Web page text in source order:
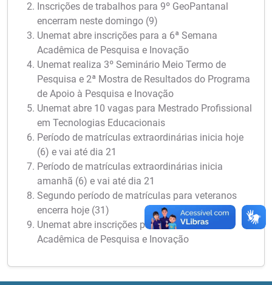
Inscrições de trabalhos para 9º GeoPantanal
encerram neste domingo (9)
Unemat abre inscrições para a 6ª Semana
Acadêmica de Pesquisa e Inovação
Unemat realiza 3º Seminário Meio Termo de
Pesquisa e 2ª Mostra de Resultados do Programa
de Apoio à Pesquisa e Inovação
Unemat abre 10 vagas para Mestrado Profissional
em Tecnologias Educacionais
Período de matrículas extraordinárias inicia hoje
(6) e vai até dia 21
Período de matrículas extraordinárias inicia
amanhã (6) e vai até dia 21
Segundo período de matrículas para veteranos
encerra hoje (31)
Unemat abre inscrições para a 6ª Semana
Acadêmica de Pesquisa e Inovação